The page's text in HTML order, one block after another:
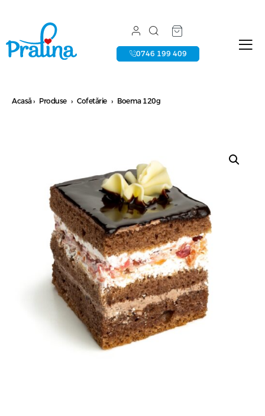
0746 199 409
Acasă› Produse › Cofetărie › Boema 120g